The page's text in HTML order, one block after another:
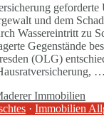
und dem
Wassereintritt zu
Gegenstände
(OLG)
…
· Immobilien